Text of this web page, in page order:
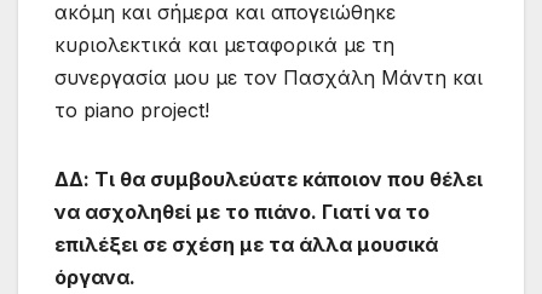
ακόμη και σήμερα και απογειώθηκε
κυριολεκτικά και μεταφορικά με τη
συνεργασία μου με τον Πασχάλη Μάντη και
το piano project!
ΔΔ: Τι θα συμβουλεύατε κάποιον που θέλει
να ασχοληθεί με το πιάνο. Γιατί να το
επιλέξει σε σχέση με τα άλλα μουσικά
όργανα.